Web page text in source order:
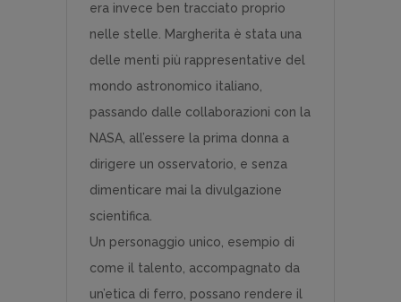
era invece ben tracciato proprio
nelle stelle. Margherita è stata una
delle menti più rappresentative del
mondo astronomico italiano,
passando dalle collaborazioni con la
NASA, all’essere la prima donna a
dirigere un osservatorio, e senza
dimenticare mai la divulgazione
scientifica.
Un personaggio unico, esempio di
come il talento, accompagnato da
un’etica di ferro, possano rendere il